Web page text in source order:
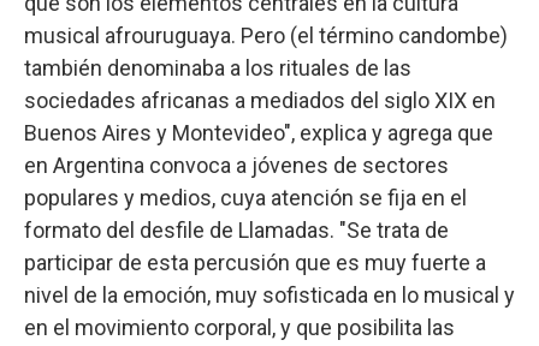
musical afrouruguaya. Pero (el término candombe)
también denominaba a los rituales de las
sociedades africanas a mediados del siglo XIX en
Buenos Aires y Montevideo", explica y agrega que
en Argentina convoca a jóvenes de sectores
populares y medios, cuya atención se fija en el
formato del desfile de Llamadas. "Se trata de
participar de esta percusión que es muy fuerte a
nivel de la emoción, muy sofisticada en lo musical y
en el movimiento corporal, y que posibilita las